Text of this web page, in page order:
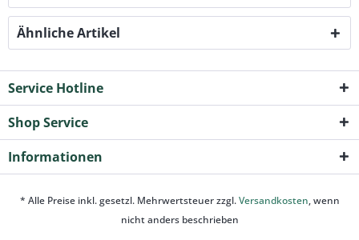
Ähnliche Artikel
Service Hotline
Shop Service
Informationen
* Alle Preise inkl. gesetzl. Mehrwertsteuer zzgl.Versandkosten, wenn
nicht anders beschrieben